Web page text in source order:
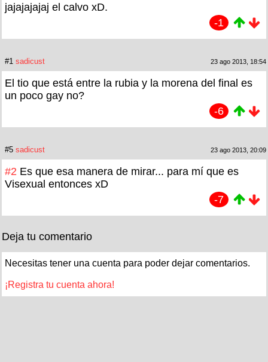
jajajajajaj el calvo xD.
-1
#1 sadicust 23 ago 2013, 18:54
El tio que está entre la rubia y la morena del final es
un poco gay no?
-6
#5 sadicust 23 ago 2013, 20:09
#2 Es que esa manera de mirar... para mí que es
Visexual entonces xD
-7
Deja tu comentario
Necesitas tener una cuenta para poder dejar comentarios.
¡Registra tu cuenta ahora!